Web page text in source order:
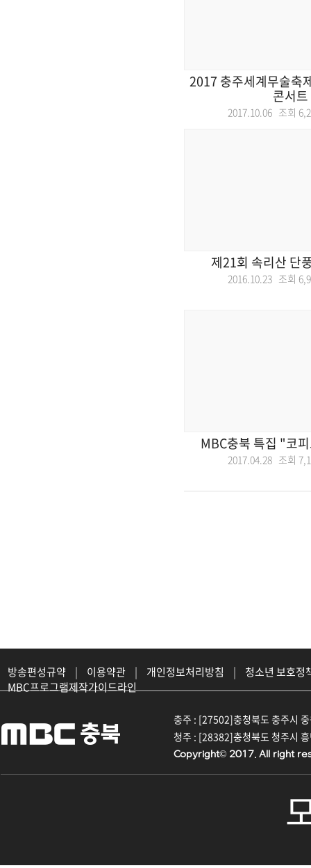
2017 충주세계무술축
콘서트
2017.10.06 조회
제21회 속리산 단
2016.10.23 조회
MBC충북 특집 "코
2017.04.28 조회
방송편성규약 | 이용약관 | 개인정보처리방침 |
청소년 보호정
MBC프로그램제작가이드라인
충주 : [27502]충청북도 충주시
청주 : [28382]충청북도 청주시
Copyright© 2017. All right